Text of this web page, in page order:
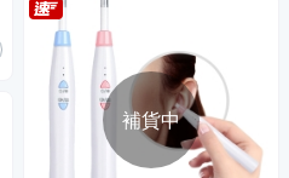
補貨中